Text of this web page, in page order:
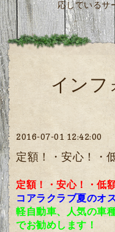
応しているサ
イン
2016-07-01 12:42:00
定額！・安心！・
定額！・安心！・低
コアラクラブ夏のオ
軽自動車、人気の車
でお勧めします！